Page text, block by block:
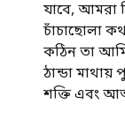
যাবে, আমরা
চাঁচাছোলা
কঠিন তা
ঠান্ডা
শক্তি এবং